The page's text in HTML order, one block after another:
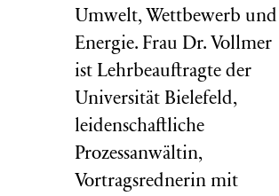
Umwelt, Wettbewerb und
Energie. Frau Dr. Vollmer
ist Lehrbeauftragte der
Universität Bielefeld,
leidenschaftliche
Prozessanwältin,
Vortragsrednerin mit